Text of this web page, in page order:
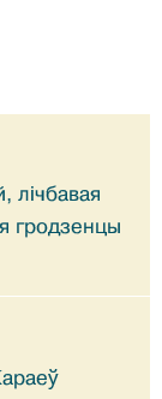
лічбавая
гродзенцы